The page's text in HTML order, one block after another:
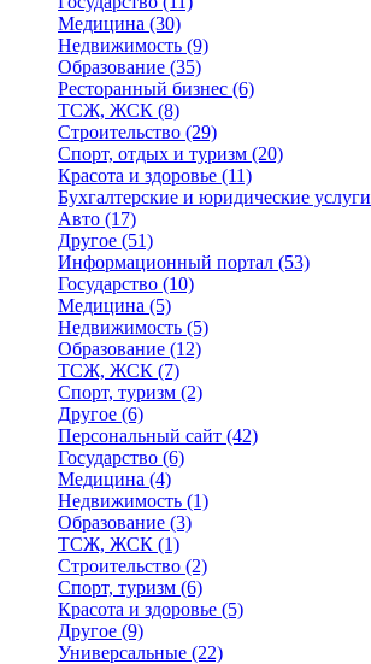
Медицина (30)
Недвижимость (9)
Образование (35)
Ресторанный бизнес (6)
ТСЖ, ЖСК (8)
Строительство (29)
Спорт, отдых и туризм (20)
Красота и здоровье (11)
Бухгалтерские и юридические услуги
Авто (17)
Другое (51)
Информационный портал (53)
Государство (10)
Медицина (5)
Недвижимость (5)
Образование (12)
ТСЖ, ЖСК (7)
Спорт, туризм (2)
Другое (6)
Персональный сайт (42)
Государство (6)
Медицина (4)
Недвижимость (1)
Образование (3)
ТСЖ, ЖСК (1)
Строительство (2)
Спорт, туризм (6)
Красота и здоровье (5)
Другое (9)
Универсальные (22)